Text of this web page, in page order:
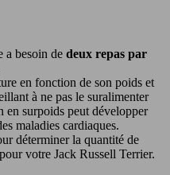
a besoin de deux repas par
en fonction de son poids et
à ne pas le suralimenter
en surpoids peut développer
maladies cardiaques.
déterminer la quantité de
votre Jack Russell Terrier.